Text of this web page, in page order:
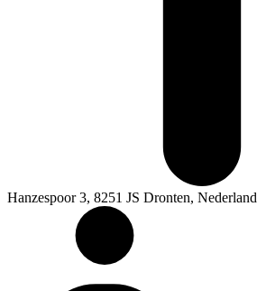
Hanzespoor 3, 8251 JS Dronten, Nederland